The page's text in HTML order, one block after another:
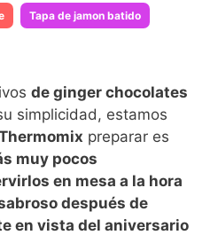
Tapa de jamon batido
de ginger chocolates
simplicidad, estamos
preparar es
muy pocos
en mesa a la hora
después de
en vista del aniversario